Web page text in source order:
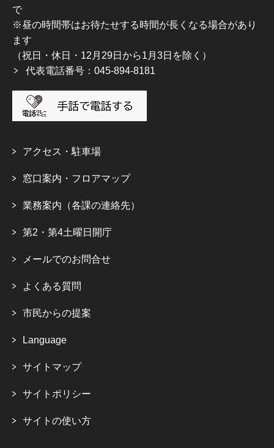
で
※昼の時間帯はお待たせする時間が長くなる場合があり
ます
（祝日・休日・12月29日から1月3日を除く）
代表電話番号：045-894-8181
アクセス・駐車場
窓口案内・フロアマップ
業務案内（各課の連絡先）
第2・第4土曜日開庁
メールでのお問合せ
よくある質問
市民からの提案
Language
サイトマップ
サイトポリシー
サイトの使い方